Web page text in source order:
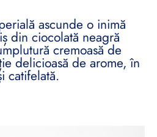
ascunde o inimă
din ciocolată neagră
cremoasă de
delicioasă de arome, în
catifelată.